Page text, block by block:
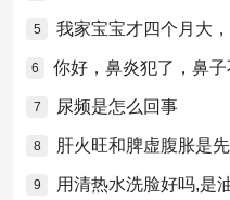
5 我家宝宝才四个月大
6
7 尿频是怎么回事
8 肝火旺和脾虚腹胀是
9 用清热水洗脸好吗,是